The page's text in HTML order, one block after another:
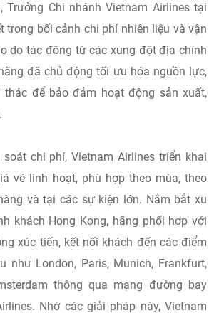
Trưởng Chi nhánh Vietnam Airlines tại
trong bối cảnh chi phí nhiên liệu và vận
do tác động từ các xung đột địa chính
đã chủ động tối ưu hóa nguồn lực,
để bảo đảm hoạt động sản xuất,
chi phí, Vietnam Airlines triển khai
vé linh hoạt, phù hợp theo mùa, theo
và tại các sự kiện lớn. Nắm bắt xu
khách Hong Kong, hãng phối hợp với
xúc tiến, kết nối khách đến các điểm
như London, Paris, Munich, Frankfurt,
thông qua mạng đường bay
Nhờ các giải pháp này, Vietnam